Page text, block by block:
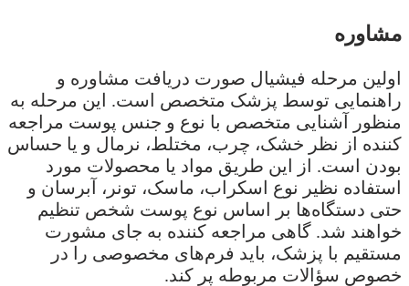
مشاوره
اولین مرحله فیشیال صورت دریافت مشاوره و
راهنمایی توسط پزشک متخصص است. این مرحله به
منظور آشنایی متخصص با نوع و جنس پوست مراجعه
کننده از نظر خشک، چرب، مختلط، نرمال و یا حساس
بودن است. از این طریق مواد یا محصولات مورد
استفاده نظیر نوع اسکراب، ماسک، تونر، آبرسان و
حتی دستگاه‌ها بر اساس نوع پوست شخص تنظیم
خواهند شد. گاهی مراجعه کننده به جای مشورت
مستقیم با پزشک، باید فرم‌های مخصوصی را در
خصوص سؤالات مربوطه پر کند.